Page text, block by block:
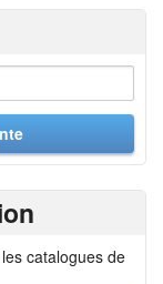
catalogues de